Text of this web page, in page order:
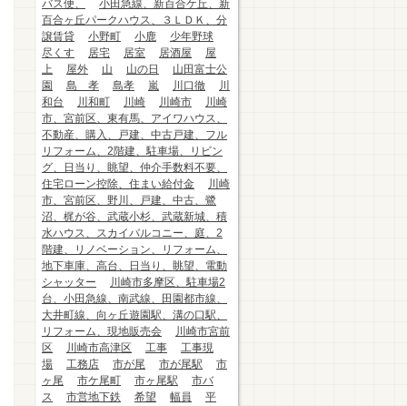
バス便、
小田急線、新百合ケ丘、新
百合ヶ丘パークハウス、３ＬＤＫ、分
譲賃貸
小野町 小鹿
少年野球
尽くす
居宅 居室 居酒屋
屋
上
屋外 山 山の日
山田富士公
園
島 孝 島孝 嵐 川口徹
川
和台
川和町 川崎 川崎市
川崎
市、宮前区、東有馬、アイワハウス、
不動産、購入、戸建、中古戸建、フル
リフォーム、2階建、駐車場、リビン
グ、日当り、眺望、仲介手数料不要、
住宅ローン控除、住まい給付金
川崎
市、宮前区、野川、戸建、中古、鷺
沼、梶が谷、武蔵小杉、武蔵新城、積
水ハウス、スカイバルコニー、庭、2
階建、リノベーション、リフォーム、
地下車庫、高台、日当り、眺望、電動
シャッター
川崎市多摩区、駐車場2
台、小田急線、南武線、田園都市線、
大井町線、向ヶ丘遊園駅、溝の口駅、
リフォーム、現地販売会
川崎市宮前
区
川崎市高津区 工事
工事現
場
工務店 市が尾 市が尾駅
市
ヶ尾
市ケ尾町 市ヶ尾駅
市バ
ス
市営地下鉄 希望 幅員
平